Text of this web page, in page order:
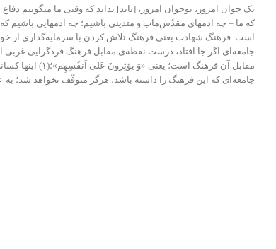
یک جوان امروز، نوجوان امروز، [باید] بداند که وقتی ما میگوییم
که ما – چه آدمهای مقدّس‌مآب و متدینی باشیم؛ چه آدمهایی
است. فرهنگ شهادت یعنی فرهنگ تلاش کردن با سرمایه‌گذاری از
جامعه‌ای اگر جا افتاد، درست نقطه‌ی مقابل فرهنگ فردگرایی
مقابل آن
جامعه‌ای که این فرهنگ را داشته باشد، هرگز متوقّف نخواهد شد؛